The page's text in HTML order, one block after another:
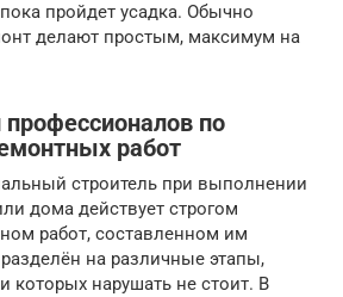
пройдет усадка. Обычно
делают простым, максимум на
по
работ
строитель при выполнении
дома действует строгом
работ, составленном им
на различные этапы,
которых нарушать не стоит. В